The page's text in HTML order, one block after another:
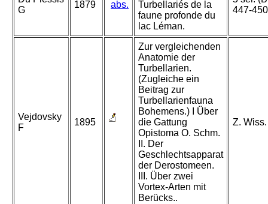
G
1879 abs.
Turbellariés de la
faune profonde du
lac Léman.
447-
Vejdovsky
F
1895
Zur vergleichenden
Anatomie der
Turbellarien.
(Zugleiche ein
Beitrag zur
Turbellarienfauna
Bohemens.) I Über
die Gattung
Opistoma O. Schm.
II. Der
Geschlechtsapparat
der Derostomeen.
III. Über zwei
Vortex-Arten mit
Berücks..
Z.